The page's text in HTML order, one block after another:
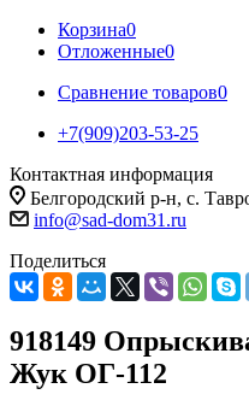
Корзина0
Отложенные0
Сравнение товаров0
+7(909)203-53-25
Контактная информация
Белгородский р-н, с.
info@sad-dom31.ru
Поделиться
918149
Жук ОГ-112